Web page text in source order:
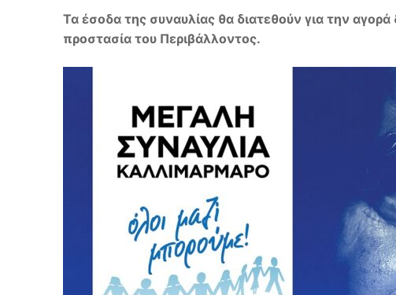
Τα έσοδα της συναυλίας θα διατεθούν για την
προστασία του Περιβάλλοντος.